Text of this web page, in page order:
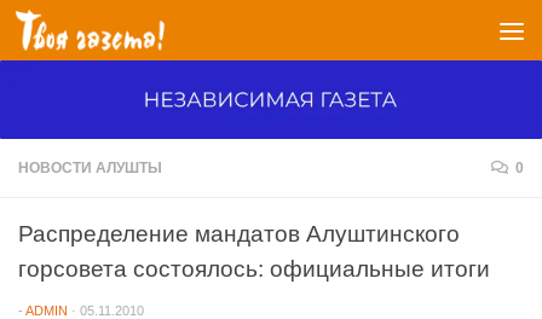
Перейти к содержимому
НОВОСТИ АЛУШТЫ 0
Распределение мандатов Алуштинского
горсовета состоялось: официальные итоги
- ADMIN · 05.11.2010